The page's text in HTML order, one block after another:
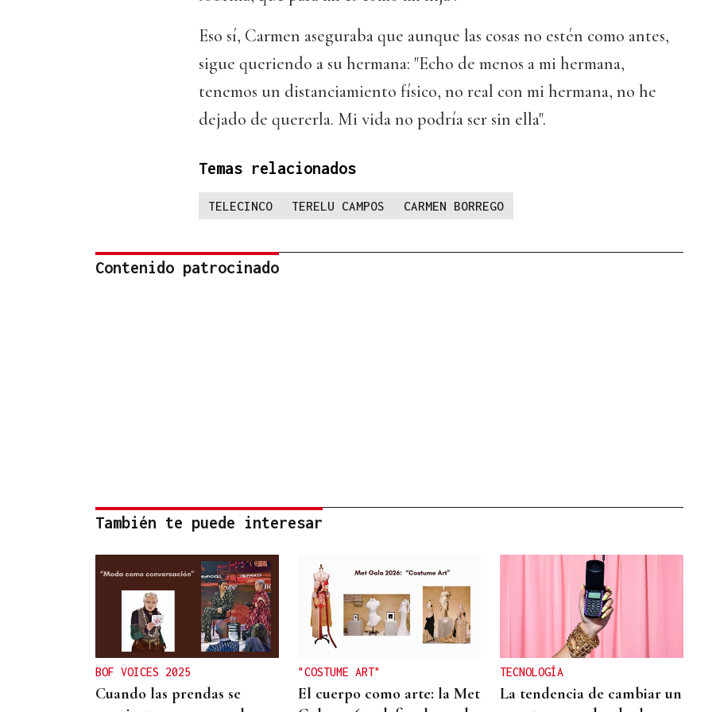
Eso sí, Carmen aseguraba que aunque las cosas no estén como antes,
sigue queriendo a su hermana: "Echo de menos a mi hermana,
tenemos un distanciamiento físico, no real con mi hermana, no he
dejado de quererla. Mi vida no podría ser sin ella".
Temas relacionados
TELECINCO TERELU CAMPOS CARMEN BORREGO
Contenido patrocinado
También te puede interesar
BOF VOICES 2025
Cuando las prendas se
"COSTUME ART"
El cuerpo como arte: la Met
TECNOLOGÍA
La tendencia de cambiar un